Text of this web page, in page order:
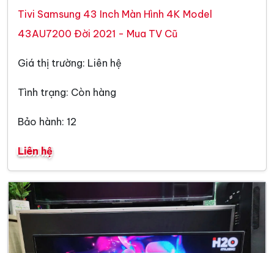
Tivi Samsung 43 Inch Màn Hình 4K Model
43AU7200 Đời 2021 - Mua TV Cũ
Giá thị trường: Liên hệ
Tình trạng: Còn hàng
Bảo hành: 12
Liên hệ